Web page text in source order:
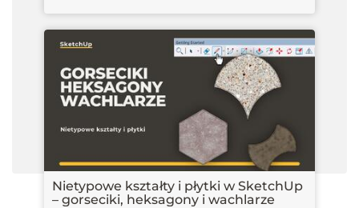
Nietypowe kształty i płytki w SketchUp
– gorseciki, heksagony i wachlarze